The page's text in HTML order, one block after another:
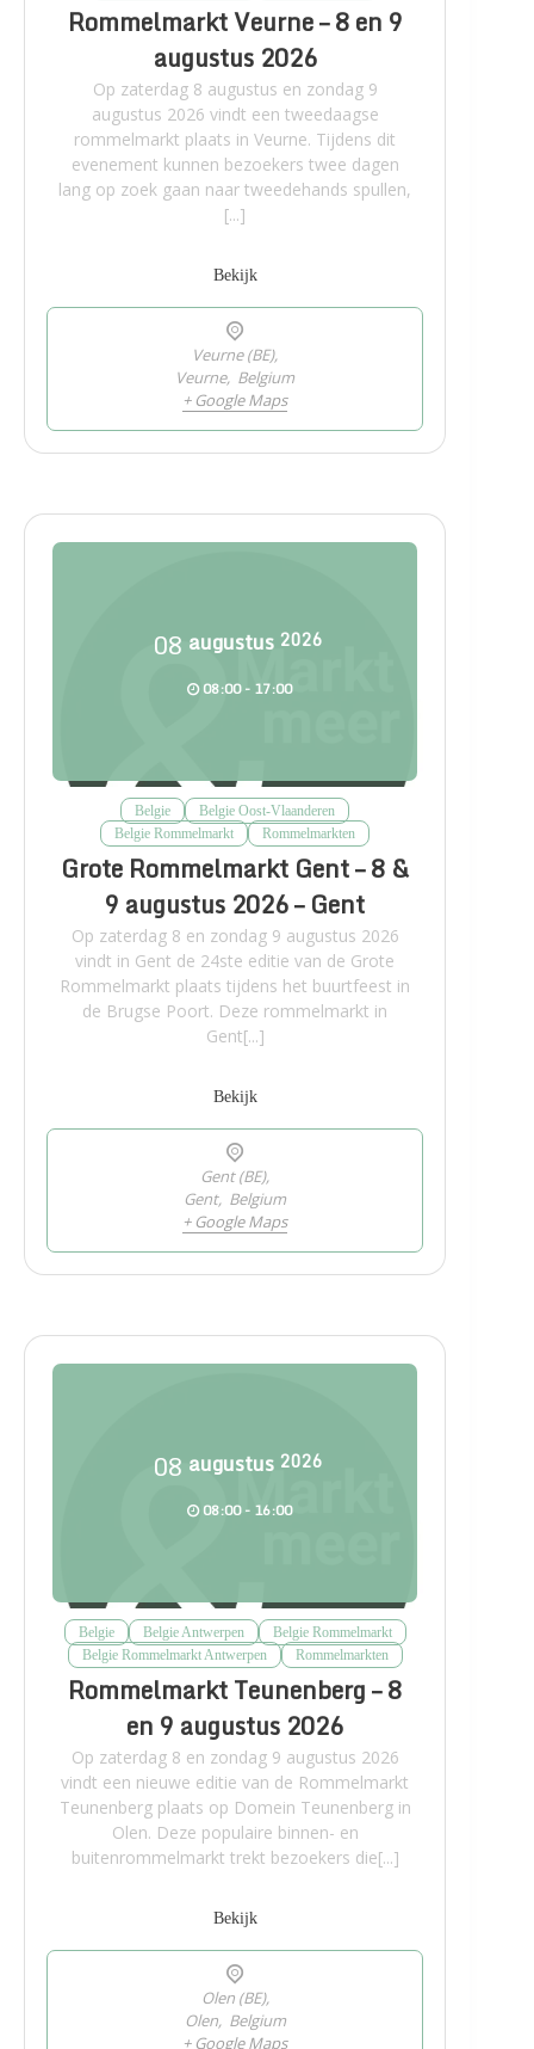
Rommelmarkt Veurne – 8 en 9
augustus 2026
Op zaterdag 8 augustus en zondag 9
augustus 2026 vindt een tweedaagse
rommelmarkt plaats in Veurne. Tijdens dit
evenement kunnen bezoekers twee dagen
lang op zoek gaan naar tweedehands spullen,
[...]
Bekijk
Veurne (BE),
Veurne, Belgium
+ Google Maps
08 augustus 2026
08:00 - 17:00
Belgie
Belgie Oost-Vlaanderen
Belgie Rommelmarkt
Rommelmarkten
Grote Rommelmarkt Gent – 8 &
9 augustus 2026 – Gent
Op zaterdag 8 en zondag 9 augustus 2026
vindt in Gent de 24ste editie van de Grote
Rommelmarkt plaats tijdens het buurtfeest in
de Brugse Poort. Deze rommelmarkt in
Gent[...]
Bekijk
Gent (BE),
Gent, Belgium
+ Google Maps
08 augustus 2026
08:00 - 16:00
Belgie Belgie Antwerpen
Belgie Rommelmarkt
Belgie Rommelmarkt Antwerpen
Rommelmarkten
Rommelmarkt Teunenberg – 8
en 9 augustus 2026
Op zaterdag 8 en zondag 9 augustus 2026
vindt een nieuwe editie van de Rommelmarkt
Teunenberg plaats op Domein Teunenberg in
Olen. Deze populaire binnen- en
buitenrommelmarkt trekt bezoekers die[...]
Bekijk
Olen (BE),
Olen, Belgium
+ Google Maps